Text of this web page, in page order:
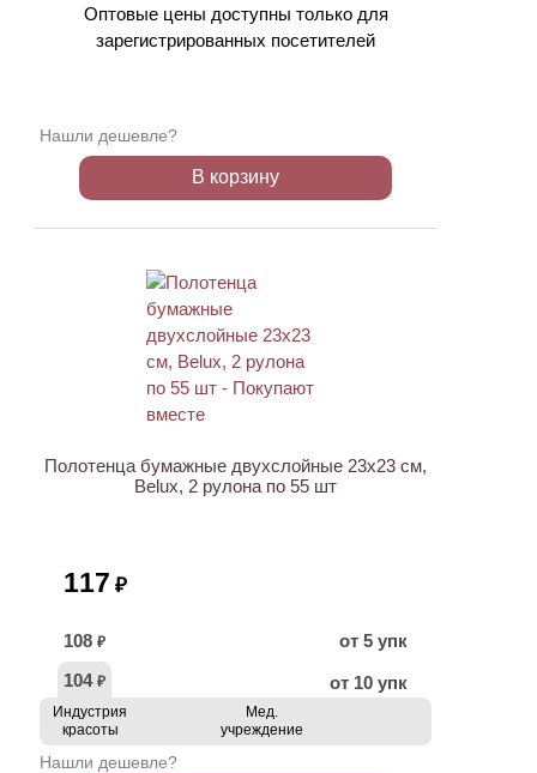
Оптовые цены доступны только для
зарегистрированных посетителей
Нашли дешевле?
В корзину
Полотенца бумажные двухслойные 23х23 см,
Belux, 2 рулона по 55 шт
117 ₽
108 ₽
от 5 упк
104 ₽ от 10 упк
Индустрия
красоты
Мед.
учреждение
Нашли дешевле?